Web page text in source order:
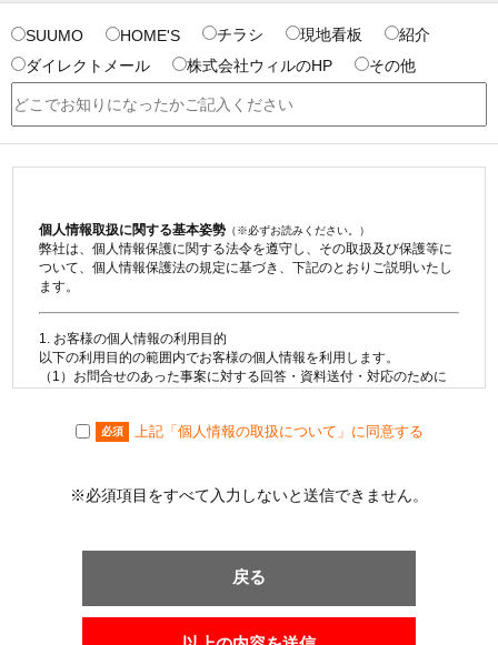
SUUMO HOME'S チラシ 現地看板
紹介
ダイレクトメール
株式会社ウィルのHP その他
個人情報取扱に関する基本姿勢（※必ずお読みください。）
弊社は、個人情報保護に関する法令を遵守し、その取扱及び保護等に
ついて、個人情報保護法の規定に基づき、下記のとおりご説明いたし
ます。
1. お客様の個人情報の利用目的
以下の利用目的の範囲内でお客様の個人情報を利用します。
（1）お問合せのあった事案に対する回答・資料送付・対応のために
売買・賃貸借・仲介・賃貸管理等の契約を締結し、契約に基づく役務
の物件情報を利用します。
（4）取引の相手方探索のために、購入希望・売却希望・賃貸希望等
ります。なお契約後、指定流通機構（宅地建物取引業法により、国土
した物件の物件概要・契約年月日・成約価格などの情報で、氏名は含
みません。）を提供します。指定流通機構は、物件情報及び成約情報
必須 上記「個人情報の取扱について」に同意する
※必須項目をすべて入力しないと送信できません。
戻る